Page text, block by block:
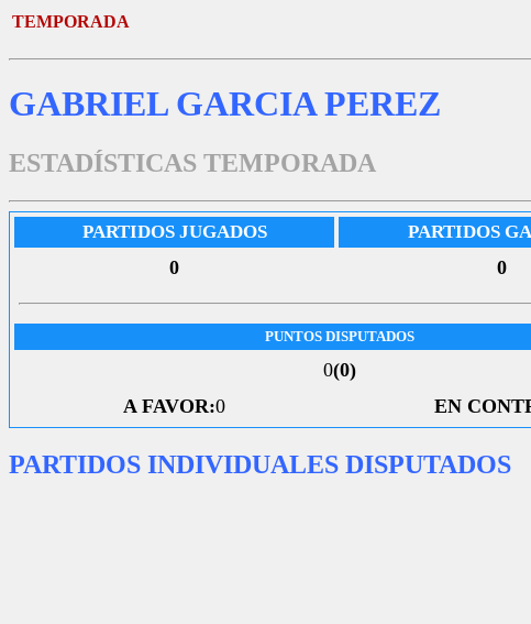
TEMPORADA
GABRIEL GARCIA PEREZ
ESTADÍSTICAS TEMPORADA
PARTIDOS JUGADOS PARTIDOS
0 0
PUNTOS DISPUTADOS
0(0)
A FAVOR:0 EN
PARTIDOS INDIVIDUALES DISPUTADOS